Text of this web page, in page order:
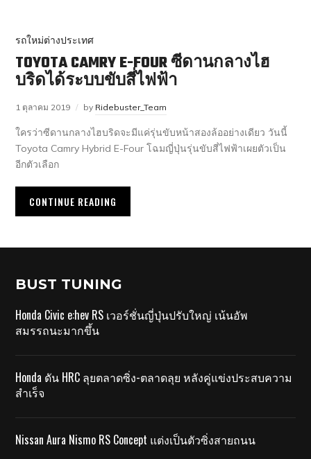
รถใหม่ต่างประเทศ
TOYOTA CAMRY E-FOUR ซีดานกลางไฮ
บริดได้ระบบขับสี่ไฟฟ้า
1 ตุลาคม 2019 by Ridebuster_Team
ใครว่าซีดานกลางไฮบริดจะมีแค่รุ่นขับหน้าสองล้ออย่างเดียว วันนี้
Toyota Camry Hybrid E-Four โฉมญี่ปุ่นรุ่นขับสี่ไฟฟ้าเผยตัวเป็น
อีกตัวเลือก
CONTINUE READING
BUST TUNING
Honda Civic e:hev RS เวอร์ชั่นญี่ปุ่นปรับใหญ่ เน้นอัพ
สมรรถนะมากขึ้น
Honda ดัน HRC ลุยตลาดซิ่ง-ตลาดลุย หลังคู่แข่งประสบความ
สำเร็จ
Nissan Aura Nismo RS Concept แต่งเป็นตัวซิ่งสายถนน